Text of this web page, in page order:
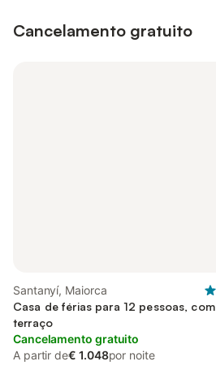
Cancelamento gratuito
Santanyí, Maiorca
Casa de férias para 12 pessoas, com
terraço
Cancelamento gratuito
A partir de€ 1.048por noite